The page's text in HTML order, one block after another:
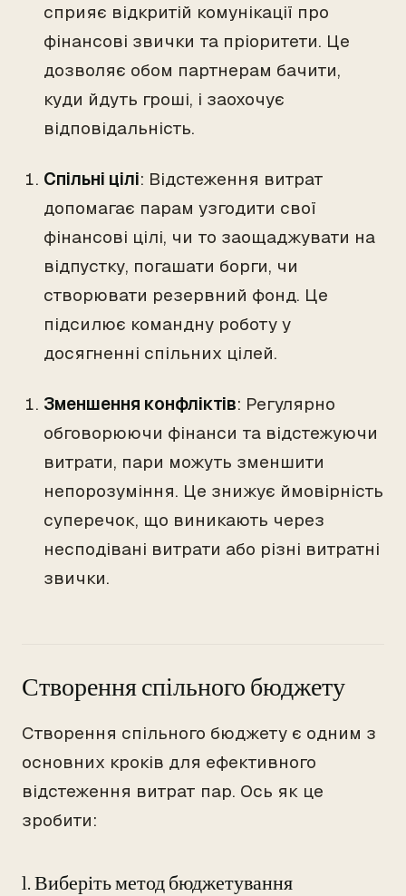
сприяє відкритій комунікації про
фінансові звички та пріоритети. Це
дозволяє обом партнерам бачити,
куди йдуть гроші, і заохочує
відповідальність.
Спільні цілі: Відстеження витрат
допомагає парам узгодити свої
фінансові цілі, чи то заощаджувати на
відпустку, погашати борги, чи
створювати резервний фонд. Це
підсилює командну роботу у
досягненні спільних цілей.
Зменшення конфліктів: Регулярно
обговорюючи фінанси та відстежуючи
витрати, пари можуть зменшити
непорозуміння. Це знижує ймовірність
суперечок, що виникають через
несподівані витрати або різні витратні
звички.
Створення спільного бюджету
Створення спільного бюджету є одним з
основних кроків для ефективного
відстеження витрат пар. Ось як це
зробити:
1. Виберіть метод бюджетування